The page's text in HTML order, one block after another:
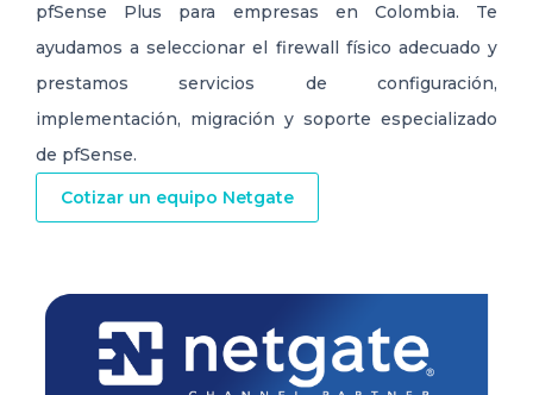
ESPECIALIDADES
CONTÁCTENOS
pfSense Plus para empresas en Colombia. Te
ayudamos a seleccionar el firewall físico adecuado y
prestamos servicios de configuración,
implementación, migración y soporte especializado
de pfSense.
Cotizar un equipo Netgate